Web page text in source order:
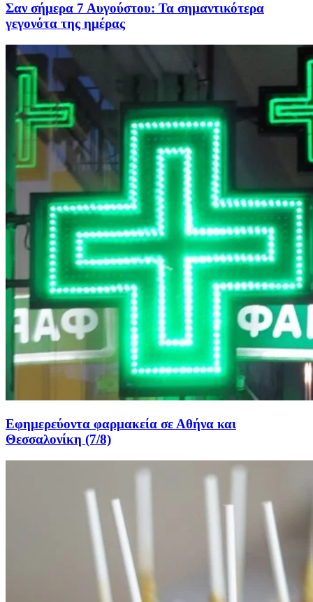
Σαν σήμερα 7 Αυγούστου: Τα σημαντικότερα
γεγονότα της ημέρας
Εφημερεύοντα φαρμακεία σε Αθήνα και
Θεσσαλονίκη (7/8)